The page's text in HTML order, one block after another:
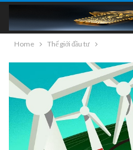
Home Thế giới đầu tư